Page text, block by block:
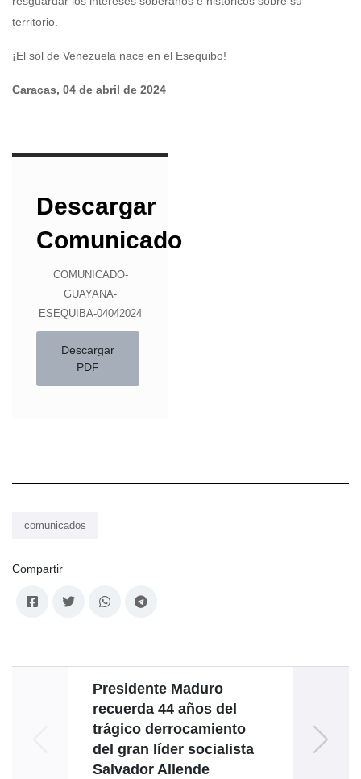
territorio.
¡El sol de Venezuela nace en el Esequibo!
Caracas, 04 de abril de 2024
Descargar
Comunicado
COMUNICADO-
GUAYANA-
ESEQUIBA-04042024
Descargar
PDF
comunicados
Compartir
Presidente Maduro
recuerda 44 años del
trágico derrocamiento
del gran líder socialista
Salvador Allende